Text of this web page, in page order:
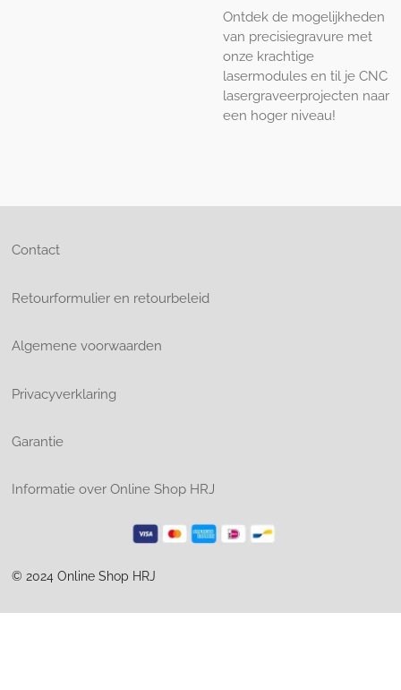
Ontdek de mogelijkheden
van precisiegravure met
onze krachtige
lasermodules en til je CNC
lasergraveerprojecten naar
een hoger niveau!
Contact
Retourformulier en retourbeleid
Algemene voorwaarden
Privacyverklaring
Garantie
Informatie over Online Shop HRJ
© 2024 Online Shop HRJ